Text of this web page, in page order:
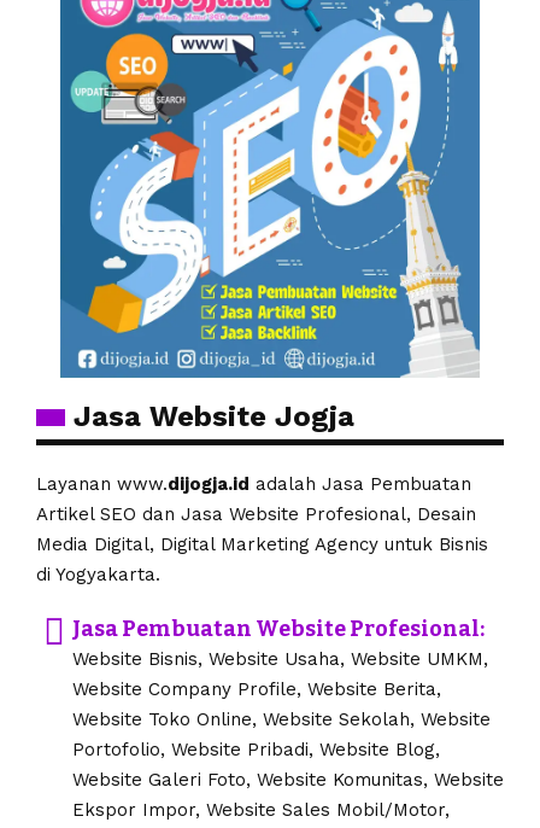
Jasa Website Jogja
Layanan www.dijogja.id adalah Jasa Pembuatan
Artikel SEO dan Jasa Website Profesional, Desain
Media Digital, Digital Marketing Agency untuk Bisnis
di Yogyakarta.
Jasa Pembuatan Website Profesional:
Website Bisnis, Website Usaha, Website UMKM,
Website Company Profile, Website Berita,
Website Toko Online, Website Sekolah, Website
Portofolio, Website Pribadi, Website Blog,
Website Galeri Foto, Website Komunitas, Website
Ekspor Impor, Website Sales Mobil/Motor,